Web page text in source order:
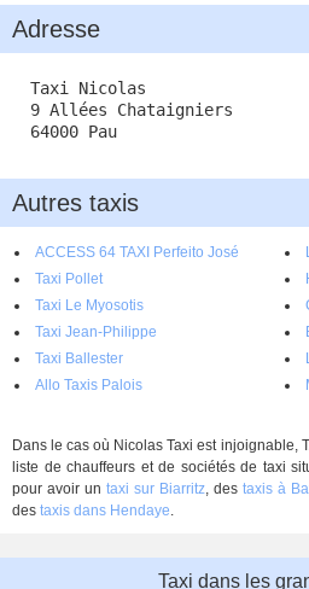
Adresse
Taxi Nicolas
9 Allées Chataigniers
64000 Pau
Autres taxis
ACCESS 64 TAXI Perfeito José
Taxi Pollet
Taxi Le Myosotis
Taxi Jean-Philippe
Taxi Ballester
Allo Taxis Palois
Dans le cas où Nicolas Taxi est injoignable,
liste de chauffeurs et de sociétés de taxi
pour avoir un taxi sur Biarritz, des taxis à
des taxis dans Hendaye.
Taxi dans les